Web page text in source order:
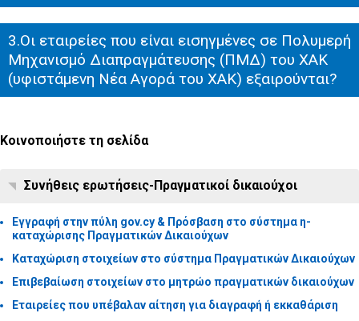
3.Οι εταιρείες που είναι εισηγμένες σε Πολυμερή
Μηχανισμό Διαπραγμάτευσης (ΠΜΔ) του ΧΑΚ
(υφιστάμενη Νέα Αγορά του ΧΑΚ) εξαιρούνται?
Κοινοποιήστε τη σελίδα
Συνήθεις ερωτήσεις-Πραγματικοί δικαιούχοι
Εγγραφή στην πύλη gov.cy & Πρόσβαση στο σύστημα η-
καταχώρισης Πραγματικών Δικαιούχων
Καταχώριση στοιχείων στο σύστημα Πραγματικών Δικαιούχων
Επιβεβαίωση στοιχείων στο μητρώο πραγματικών δικαιούχων
Eταιρείες που υπέβαλαν αίτηση για διαγραφή ή εκκαθάριση